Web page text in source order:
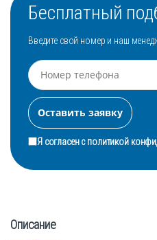
Бесплатный
Введите свой номер и наш
Я согласен сполитикой
Описание